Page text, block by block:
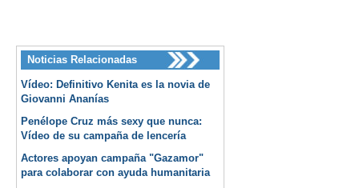
Noticias Relacionadas
Vídeo: Definitivo Kenita es la novia de
Giovanni Ananías
Penélope Cruz más sexy que nunca:
Vídeo de su campaña de lencería
Actores apoyan campaña "Gazamor"
para colaborar con ayuda humanitaria